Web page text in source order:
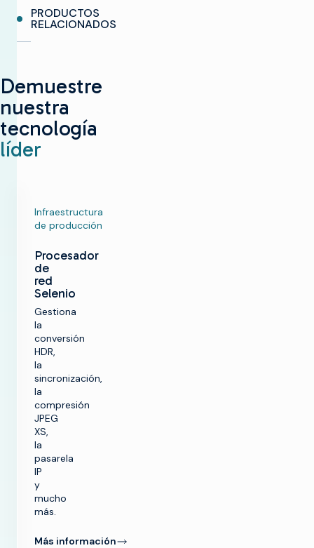
PRODUCTOS
RELACIONADOS
Demuestre
nuestra
tecnología
líder
Infraestructura
de producción
Procesador
de
red
Selenio
Gestiona
la
conversión
HDR,
la
sincronización,
la
compresión
JPEG
XS,
la
pasarela
IP
y
mucho
más.
Más información